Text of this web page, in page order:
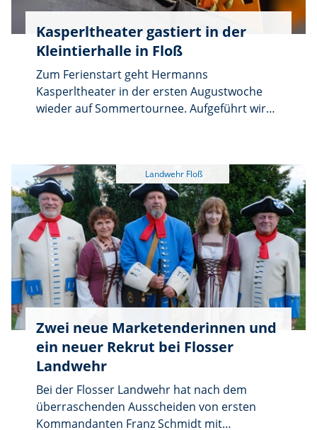
Kasperltheater gastiert in der
Kleintierhalle in Floß
Zum Ferienstart geht Hermanns
Kasperltheater in der ersten Augustwoche
wieder auf Sommertournee. Aufgeführt wird
Tausendschön mit offenen Augen im Bett
liegt und schläft. Kein Arzt kann ihr helfen,
weshalb sich Kasperl auf den Weg zum
Zauberer Larifari macht. Die Aufführung
findet am Montag, 3. August, um 15 Uhr in
der Kleintierhalle in Floß statt. Die Karten
kosten im Vorverkauf 4 Euro und an der
Tageskasse 5 Euro. Der gesamte Erlös geht
an die Hilfsaktion „Lichtblicke“.
Zwei neue Marketenderinnen und
ein neuer Rekrut bei Flosser
Landwehr
Bei der Flosser Landwehr hat nach dem
überraschenden Ausscheiden von ersten
Kommandanten Franz Schmidt mit